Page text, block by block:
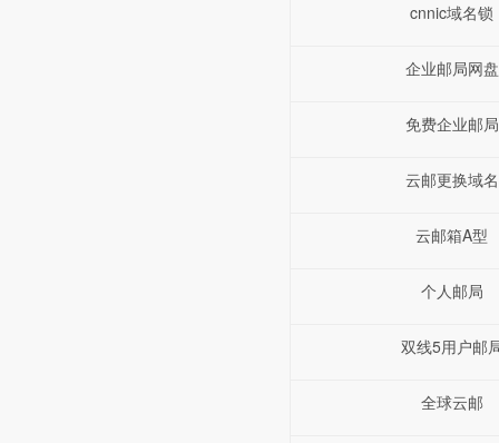
cnnic域名锁
企业邮局网盘
免费企业邮局
云邮更换域名
云邮箱A型
个人邮局
双线5用户邮
全球云邮